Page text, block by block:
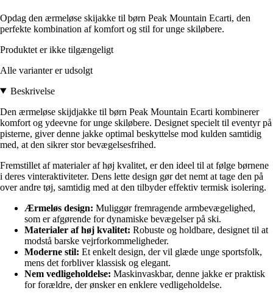
Opdag den ærmeløse skijakke til børn Peak Mountain Ecarti, den
perfekte kombination af komfort og stil for unge skiløbere.
Produktet er ikke tilgængeligt
Alle varianter er udsolgt
Beskrivelse
Den ærmeløse skijdjakke til børn Peak Mountain Ecarti kombinerer
komfort og ydeevne for unge skiløbere. Designet specielt til eventyr på
pisterne, giver denne jakke optimal beskyttelse mod kulden samtidig
med, at den sikrer stor bevægelsesfrihed.
Fremstillet af materialer af høj kvalitet, er den ideel til at følge børnene
i deres vinteraktiviteter. Dens lette design gør det nemt at tage den på
over andre tøj, samtidig med at den tilbyder effektiv termisk isolering.
Ærmeløs design: Muliggør fremragende armbevægelighed,
som er afgørende for dynamiske bevægelser på ski.
Materialer af høj kvalitet: Robuste og holdbare, designet til at
modstå barske vejrforkommeligheder.
Moderne stil: Et enkelt design, der vil glæde unge sportsfolk,
mens det forbliver klassisk og elegant.
Nem vedligeholdelse: Maskinvaskbar, denne jakke er praktisk
for forældre, der ønsker en enklere vedligeholdelse.